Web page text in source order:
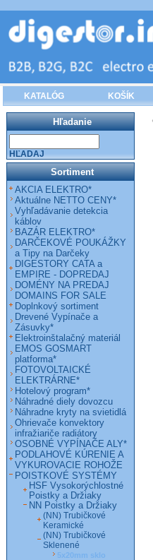
KATALÓG KOŠÍK
Hľadanie
HĽADAJ
Sortiment
AKCIA ELEKTRO*
Aktuálne NETTO CENY*
Vyhľadávanie detekcia
káblov
BAZÁR ELEKTRO*
DARČEKOVÉ POUKÁŽKY
a Tipy na Darčeky
DIGESTORY CATA a
EMPIRE - DOPREDAJ
DOMÉNY NA PREDAJ
DOMAINS FOR SALE
Doplnkový sortiment
Drevené Vypínače a
Zásuvky*
Elektroinštalačný materiál
EMOS GOSMART
platforma*
FOTOVOLTAICKÉ
ELEKTRÁRNE*
Hotelový program*
Náhradné diely dovozcu
Náhradne kryty na svietidlá
Ohrievače konvektory
infražiariče radiátory
OSOBNÉ VYPÍNAČE ALY*
PODLAHOVÉ KÚRENIE A
VYKUROVACIE ROHOŽE
POISTKOVÉ SYSTÉMY
HSF Vysokorýchlostné
Poistky a Držiaky
NN Poistky a Držiaky
(NN) Trubičkové
Keramické
(NN) Trubičkové
Sklenené
5x20mm sklo